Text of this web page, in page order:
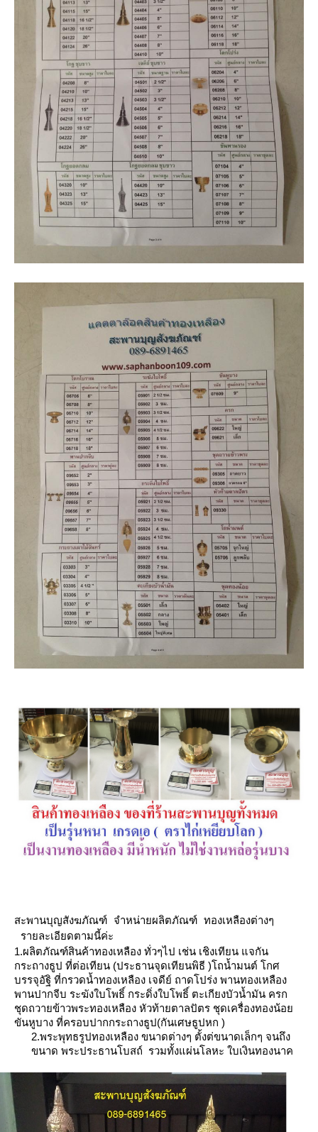
สะพานบุญสังฆภัณฑ์ จำหน่ายผลิตภัณฑ์ ทองเหลืองต่างๆ
รายละเอียดตามนี้ค่ะ
1.ผลิตภัณฑ์สินค้าทองเหลือง ทั่วๆไป เช่น เชิงเทียน แจกัน
กระถางธูป ที่ต่อเทียน (ประธานจุดเทียนพิธี )ถน้ำมนต์ โกศ
บรรจุอัฐิ ที่กรวดน้ำทองเหลือง เจดีย์ ถาดโปร่ง พานทองเหลือง
พานปากจีบ ระฆังใบโพธิ์ กระดิ่งใบโพธิ์ ตะเกียงบัวน้ำมัน ครก
ชุดถวายข้าวพระทองเหลือง หัวท้ายตาลปัตร ชุดเครื่องทองน้อ
ขันหูบาง ที่ครอบปากกระถางธูป(กันเศษธูปหก )
2.พระพุทธรูปทองเหลือง ขนาดต่างๆ ตั้งต่ขนาดเล็กๆ จนถึง
ขนาด พระประธานโบสถ์ รวมทั้งแผ่นโลหะ ใบเงินทองนาค